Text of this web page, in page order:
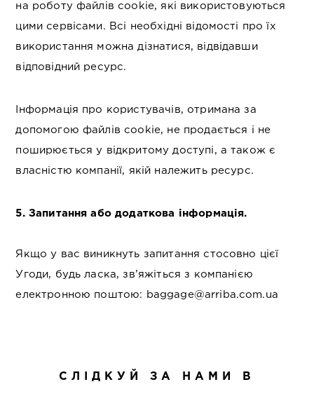
на роботу файлів cookie, які використовуються
цими сервісами. Всі необхідні відомості про їх
використання можна дізнатися, відвідавши
відповідний ресурс.
Інформація про користувачів, отримана за
допомогою файлів cookie, не продається і не
поширюється у відкритому доступі, а також є
власністю компанії, якій належить ресурс.
5. Запитання або додаткова інформація.
Якщо у вас виникнуть запитання стосовно цієї
Угоди, будь ласка, зв’яжіться з компанією
електронною поштою: baggage@arriba.com.ua
СЛІДКУЙ ЗА НАМИ В